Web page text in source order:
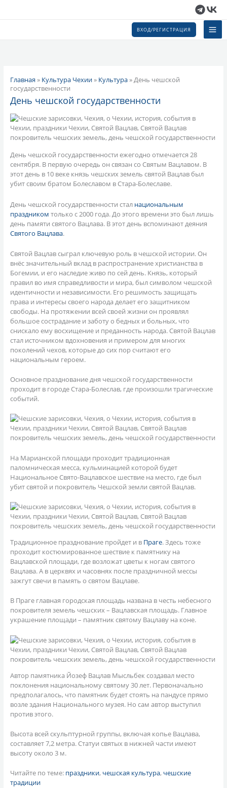
ВХОД/РЕГИСТРАЦИЯ
Главная » Культура Чехии» Культура»День чешской
государственности
День чешской государственности
День чешской государственности ежегодно отмечается 28
сентября. В первую очередь он связан со Святым Вацлавом. В
этот день в 10 веке князь чешских земель святой Вацлав был
убит своим братом Болеславом в Стара-Болеславе.
День чешской государственности стал национальным
праздником только с 2000 года. До этого времени это был лишь
день памяти святого Вацлава. В этот день вспоминают деяния
Святого Вацлава.
Святой Вацлав сыграл ключевую роль в чешской истории. Он
внёс значительный вклад в распространение христианства в
Богемии, и его наследие живо по сей день. Князь, который
правил во имя справедливости и мира, был символом чешской
идентичности и независимости. Его решимость защищать
права и интересы своего народа делает его защитником
свободы. На протяжении всей своей жизни он проявлял
большое сострадание и заботу о бедных и больных, что
снискало ему восхищение и преданность народа. Святой Вацлав
стал источником вдохновения и примером для многих
поколений чехов, которые до сих пор считают его
национальным героем.
Основное празднование дня чешской государственности
проходит в городе Стара-Болеслав, где произошли трагические
событий.
На Марианской площади проходит традиционная
паломническая месса, кульминацией которой будет
Национальное Свято-Вацлавское шествие на место, где был
убит святой и покровитель Чешской земли святой Вацлав.
Традиционное празднование пройдет и в Праге. Здесь тоже
проходит костюмированное шествие к памятнику на
Вацлавской площади, где возложат цветы к ногам святого
Вацлава. А в церквях и часовнях после праздничной мессы
зажгут свечи в память о святом Вацлаве.
В Праге главная городская площадь названа в честь небесного
покровителя земель чешских – Вацлавская площадь. Главное
украшение площади – памятник святому Вацлаву на коне.
Автор памятника Йозеф Вацлав Мысльбек создавал место
поклонения национальному святому 30 лет. Первоначально
предполагалось, что памятник будет стоять на пандусе прямо
возле здания Национального музея. Но сам автор выступил
против этого.
Высота всей скульптурной группы, включая копье Вацлава,
составляет 7,2 метра. Статуи святых в нижней части имеют
высоту около 3 м.
Читайте по теме: праздники, чешская культура, чешские
традиции